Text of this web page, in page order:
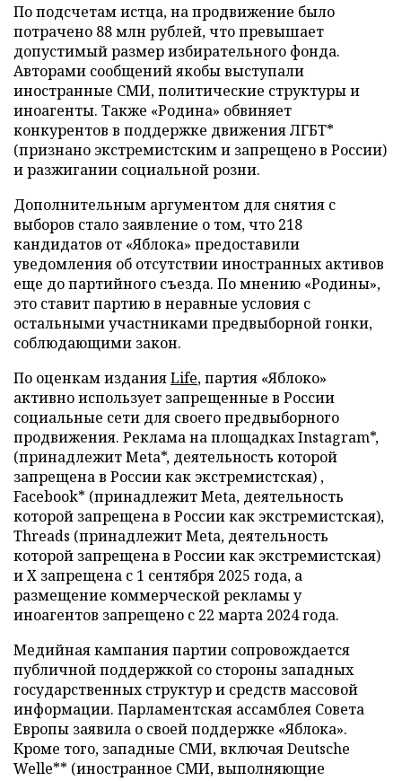
По подсчетам истца, на продвижение было
потрачено 88 млн рублей, что превышает
допустимый размер избирательного фонда.
Авторами сообщений якобы выступали
иностранные СМИ, политические структуры и
иноагенты. Также «Родина» обвиняет
конкурентов в поддержке движения ЛГБТ*
(признано экстремистским и запрещено в России)
и разжигании социальной розни.
Дополнительным аргументом для снятия с
выборов стало заявление о том, что 218
кандидатов от «Яблока» предоставили
уведомления об отсутствии иностранных активов
еще до партийного съезда. По мнению «Родины»,
это ставит партию в неравные условия с
остальными участниками предвыборной гонки,
соблюдающими закон.
По оценкам изданияLife, партия «Яблоко»
активно использует запрещенные в России
социальные сети для своего предвыборного
продвижения. Реклама на площадках Instagram*,
(принадлежит Meta*, деятельность которой
запрещена в России как экстремистская) ,
Facebook* (принадлежит Meta, деятельность
которой запрещена в России как экстремистская),
Threads (принадлежит Meta, деятельность
которой запрещена в России как экстремистская)
и X запрещена с 1 сентября 2025 года, а
размещение коммерческой рекламы у
иноагентов запрещено с 22 марта 2024 года.
Медийная кампания партии сопровождается
публичной поддержкой со стороны западных
государственных структур и средств массовой
информации. Парламентская ассамблея Совета
Европы заявила о своей поддержке «Яблока».
Кроме того, западные СМИ, включая Deutsche
Welle** (иностранное СМИ, выполняющие